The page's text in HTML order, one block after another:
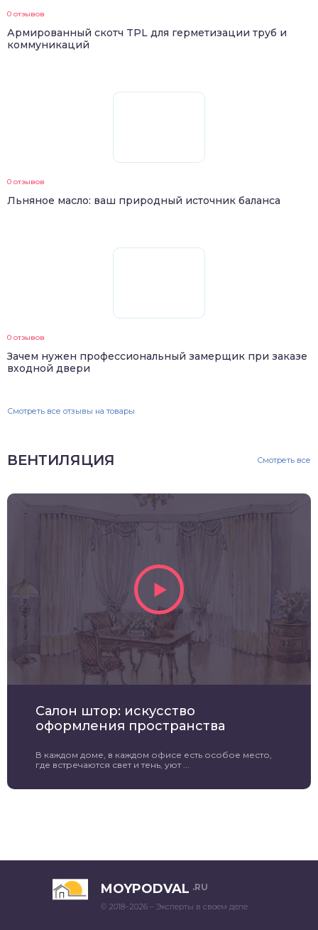
0 отзывов
Армированный скотч TPL для герметизации труб и
коммуникаций
0 отзывов
Льняное масло: ваш природный источник баланса
0 отзывов
Зачем нужен профессиональный замерщик при заказе
входной двери
Смотреть все отзывы на товары
ВЕНТИЛЯЦИЯ Смотреть все
Салон штор: искусство
оформления пространства
В каждом доме, в каждом офисе есть особое место,
где встречаются свет и тень, уют ...
MOYPODVAL .RU
© 2018–2026 – Эксперты в своем деле